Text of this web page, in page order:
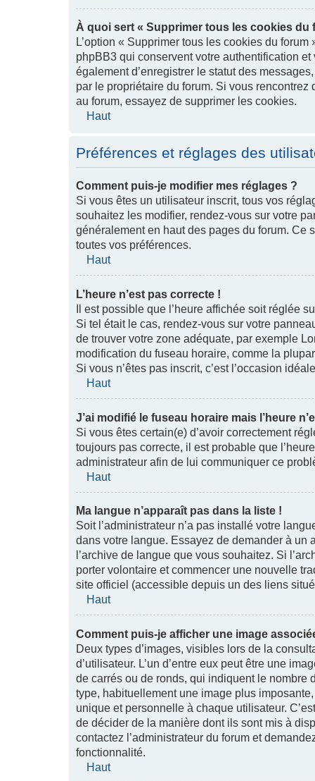
À quoi sert « Supprimer tous les cookies du
L’option « Supprimer tous les cookies du
phpBB3 qui conservent votre authentification
également d’enregistrer le statut des
par le propriétaire du forum. Si vous
au forum, essayez de supprimer les cookies.
Haut
Préférences et réglages des
Comment puis-je modifier mes réglages ?
Si vous êtes un utilisateur inscrit, tous vos
souhaitez les modifier, rendez-vous sur votre
généralement en haut des pages du forum. Ce
toutes vos préférences.
Haut
L’heure n’est pas correcte !
Il est possible que l’heure affichée soit réglée
Si tel était le cas, rendez-vous sur votre
de trouver votre zone adéquate, par exemple
modification du fuseau horaire, comme la
Si vous n’êtes pas inscrit, c’est l’occasion
Haut
J’ai modifié le fuseau horaire mais l’heure
Si vous êtes certain(e) d’avoir correctement
toujours pas correcte, il est probable que
administrateur afin de lui communiquer ce
Haut
Ma langue n’apparaît pas dans la liste !
Soit l’administrateur n’a pas installé votre
dans votre langue. Essayez de demander à un
l’archive de langue que vous souhaitez. Si
porter volontaire et commencer une nouvelle
site officiel (accessible depuis un des liens
Haut
Comment puis-je afficher une image
Deux types d’images, visibles lors de la
d’utilisateur. L’un d’entre eux peut être une
de carrés ou de ronds, qui indiquent le nombre
type, habituellement une image plus
unique et personnelle à chaque utilisateur.
de décider de la manière dont ils sont mis à
contactez l’administrateur du forum et
fonctionnalité.
Haut